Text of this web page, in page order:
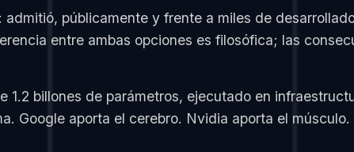
públicamente y frente a miles de
entre ambas opciones es filosófica; las
billones de parámetros, ejecutado en
Google aporta el cerebro. Nvidia aporta el